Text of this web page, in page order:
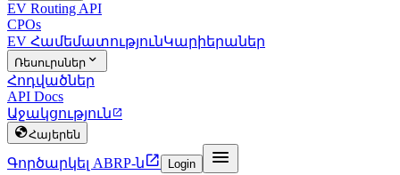
EV Routing API
CPOs
EV ՀամեմատությունԿարիերաներ
Ռեսուրսներ 
Հոդվածներ
API Docs
Աջակցություն 
Հայերեն
Գործարկել ABRP-ն Login 